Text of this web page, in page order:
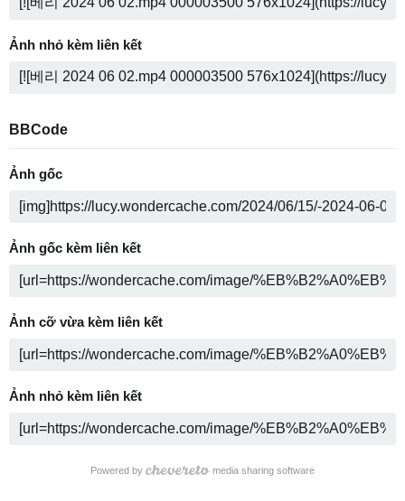
Ảnh nhỏ kèm liên kết
BBCode
Ảnh gốc
Ảnh gốc kèm liên kết
Ảnh cỡ vừa kèm liên kết
Ảnh nhỏ kèm liên kết
Powered by media sharing software